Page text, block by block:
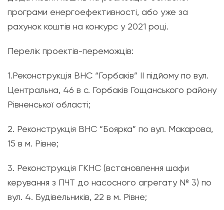
програми енергоефективності, або уже за
рахунок коштів на конкурс у 2021 році.
Перелік проектів-переможців:
1.Реконструкція ВНС “Горбаків” ІІ підйому по вул.
Центральна, 46 в с. Горбаків Гощанського району
Рівненської області;
2. Реконструкція ВНС “Боярка” по вул. Макарова,
15 в м. Рівне;
3. Реконструкція ГКНС (встановлення шафи
керування з ПЧТ до насосного агрегату № 3) по
вул. 4. Будівельників, 22 в м. Рівне;